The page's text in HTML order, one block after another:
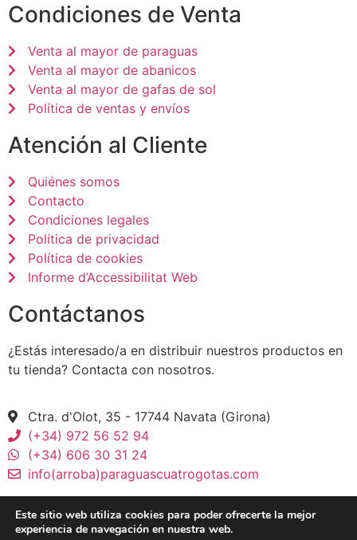
Condiciones de Venta
Venta al mayor de paraguas
Venta al mayor de abanicos
Venta al mayor de gafas de sol
Política de ventas y envíos
Atención al Cliente
Quiénes somos
Contacto
Condiciones legales
Política de privacidad
Política de cookies
Informe d’Accessibilitat Web
Contáctanos
¿Estás interesado/a en distribuir nuestros productos en
tu tienda? Contacta con nosotros.
Ctra. d'Olot, 35 - 17744 Navata (Girona)
(+34) 972 56 52 94
(+34) 606 30 31 24
info(arroba)paraguascuatrogotas.com
Este sitio web utiliza cookies para poder ofrecerte la mejor
experiencia de navegación en nuestra web.